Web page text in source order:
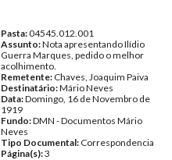
Pasta:04545.012.001
Assunto:Nota apresentando Ilídio
Guerra Marques, pedido o melhor
acolhimento.
Remetente: Chaves, Joaquim Paiva
Destinatário:Mário Neves
Data:Domingo, 16 de Novembro de
1919
Fundo:DMN - Documentos Mário
Neves
Tipo Documental: Correspondencia
Página(s):3